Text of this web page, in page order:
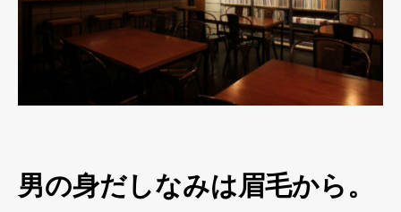
男の身だしなみは眉毛から。